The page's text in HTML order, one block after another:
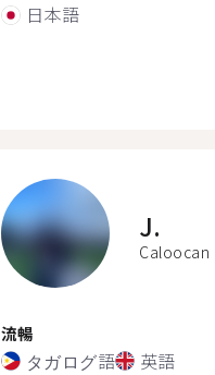
日本語
J.
Caloocan
流暢
タガログ語 英語